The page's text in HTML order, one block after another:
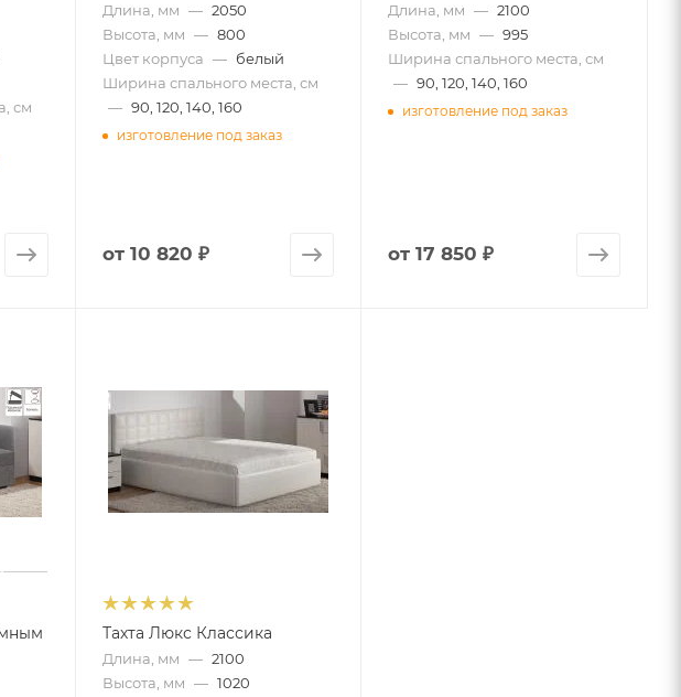
см
Длина, мм — 2050
Высота, мм — 800
Цвет корпуса — белый
Ширина спального места, см
— 90, 120, 140, 160
изготовление под заказ
от 10 820 ₽
Длина, мм — 2100
Высота, мм — 995
Ширина спального места, см
— 90, 120, 140, 160
изготовление под заказ
от17 850 ₽
Тахта Люкс Классика
Длина, мм — 2100
Высота, мм — 1020